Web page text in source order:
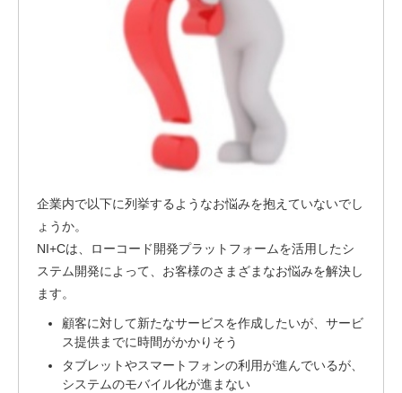
企業内で以下に列挙するようなお悩みを抱えていないでし
ょうか。
NI+Cは、
ローコード開発プラットフォームを活用したシ
ステム開発によって、お客様のさまざまなお悩みを解決し
ます。
顧客に対して新たなサービスを作成したいが、サービ
ス提供までに時間がかかりそう
タブレットやスマートフォンの利用が進んでいるが、
システムのモバイル化が進まない